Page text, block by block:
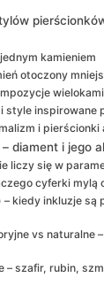
kamieniem
otoczony
style inspirowane
i
diament i jego
liczy się w
cyferki mylą
kiedy inkluzje są
vs naturalne
– szafir, rubin,